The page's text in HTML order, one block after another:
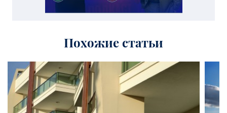
Похожие статьи